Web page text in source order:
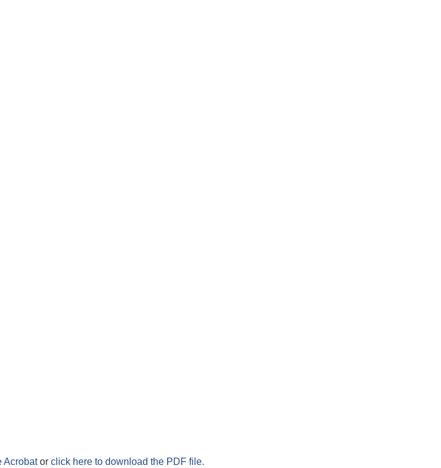
Acrobator click here to download the PDF file.